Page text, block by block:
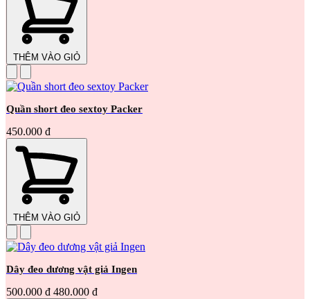
THÊM VÀO GIỎ
Quần short đeo sextoy Packer
450.000 đ
THÊM VÀO GIỎ
Dây đeo dương vật giả Ingen
500.000 đ 480.000 đ